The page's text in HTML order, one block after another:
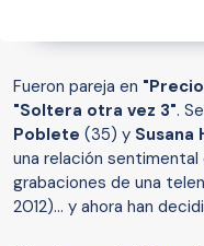
Fueron pareja en
"Soltera otra vez 3".
Poblete (35) y Susana
una relación sentimental
grabaciones de una
2012)... y ahora han